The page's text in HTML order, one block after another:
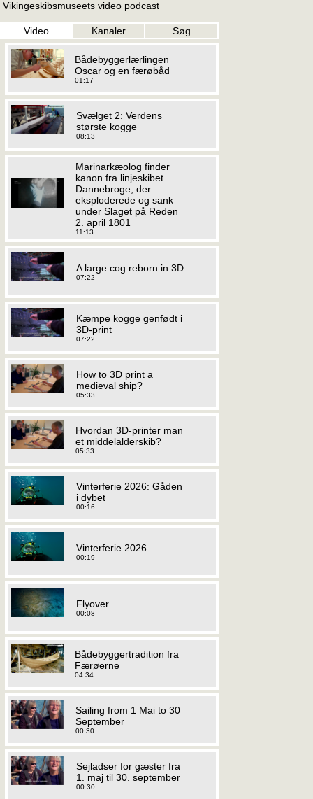
Vikingeskibsmuseets video podcast
Video Kanaler Søg
Bådebyggerlærlingen
Oscar og en færøbåd
01:17
Svælget 2: Verdens
største kogge
08:13
Marinarkæolog finder
kanon fra linjeskibet
Dannebroge, der
eksploderede og sank
under Slaget på Reden
2. april 1801
11:13
A large cog reborn in 3D
07:22
Kæmpe kogge genfødt i
3D-print
07:22
How to 3D print a
medieval ship?
05:33
Hvordan 3D-printer man
et middelalderskib?
05:33
Vinterferie 2026: Gåden
i dybet
00:16
Vinterferie 2026
00:19
Flyover
00:08
Bådebyggertradition fra
Færøerne
04:34
Sailing from 1 Mai to 30
September
00:30
Sejladser for gæster fra
1. maj til 30. september
00:30